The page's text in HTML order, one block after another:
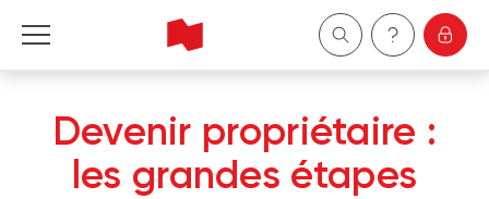
Entreprises
Devenir propriétaire :
les grandes étapes